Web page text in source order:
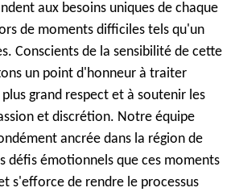
aux besoins uniques de chaque
de moments difficiles tels qu'un
Conscients de la sensibilité de cette
un point d'honneur à traiter
grand respect et à soutenir les
et discrétion. Notre équipe
ancrée dans la région de
défis émotionnels que ces moments
s'efforce de rendre le processus